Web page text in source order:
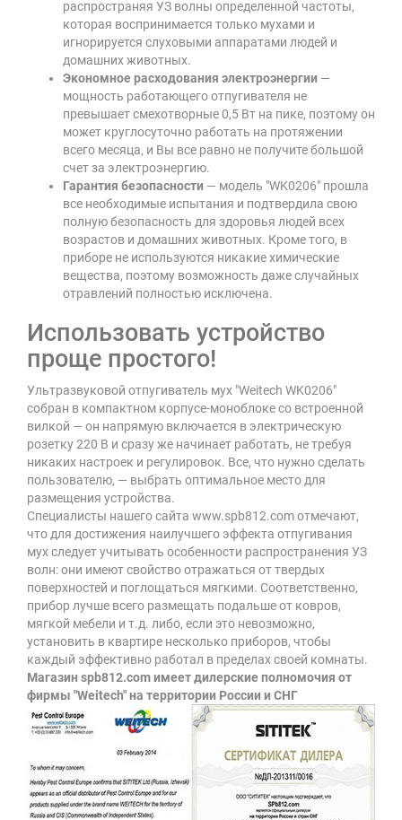
распространяя УЗ волны определенной частоты,
которая воспринимается только мухами и
игнорируется слуховыми аппаратами людей и
домашних животных.
Экономное расходования электроэнергии —
мощность работающего отпугивателя не
превышает смехотворные 0,5 Вт на пике, поэтому он
может круглосуточно работать на протяжении
всего месяца, и Вы все равно не получите большой
счет за электроэнергию.
Гарантия безопасности — модель "WK0206" прошла
все необходимые испытания и подтвердила свою
полную безопасность для здоровья людей всех
возрастов и домашних животных. Кроме того, в
приборе не используются никакие химические
вещества, поэтому возможность даже случайных
отравлений полностью исключена.
Использовать устройство
проще простого!
Ультразвуковой отпугиватель мух "Weitech WK0206"
собран в компактном корпусе-моноблоке со встроенной
вилкой — он напрямую включается в электрическую
розетку 220 В и сразу же начинает работать, не требуя
никаких настроек и регулировок. Все, что нужно сделать
пользователю, — выбрать оптимальное место для
размещения устройства.
Специалисты нашего сайта www.spb812.com отмечают,
что для достижения наилучшего эффекта отпугивания
мух следует учитывать особенности распространения УЗ
волн: они имеют свойство отражаться от твердых
поверхностей и поглощаться мягкими. Соответственно,
прибор лучше всего размещать подальше от ковров,
мягкой мебели и т.д. либо, если это невозможно,
установить в квартире несколько приборов, чтобы
каждый эффективно работал в пределах своей комнаты.
Магазин spb812.com имеет дилерские полномочия от
фирмы "Weitech" на территории России и СНГ